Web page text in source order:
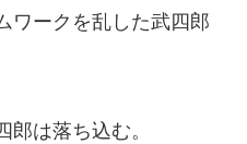
ワークを乱した武四郎
は落ち込む。